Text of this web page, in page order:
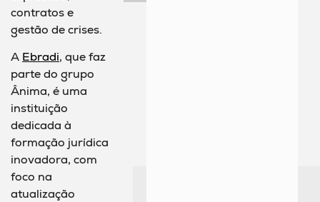
contratos e
gestão de crises.
A Ebradi, que faz
parte do grupo
Ânima, é uma
instituição
dedicada à
formação jurídica
inovadora, com
foco na
atualização